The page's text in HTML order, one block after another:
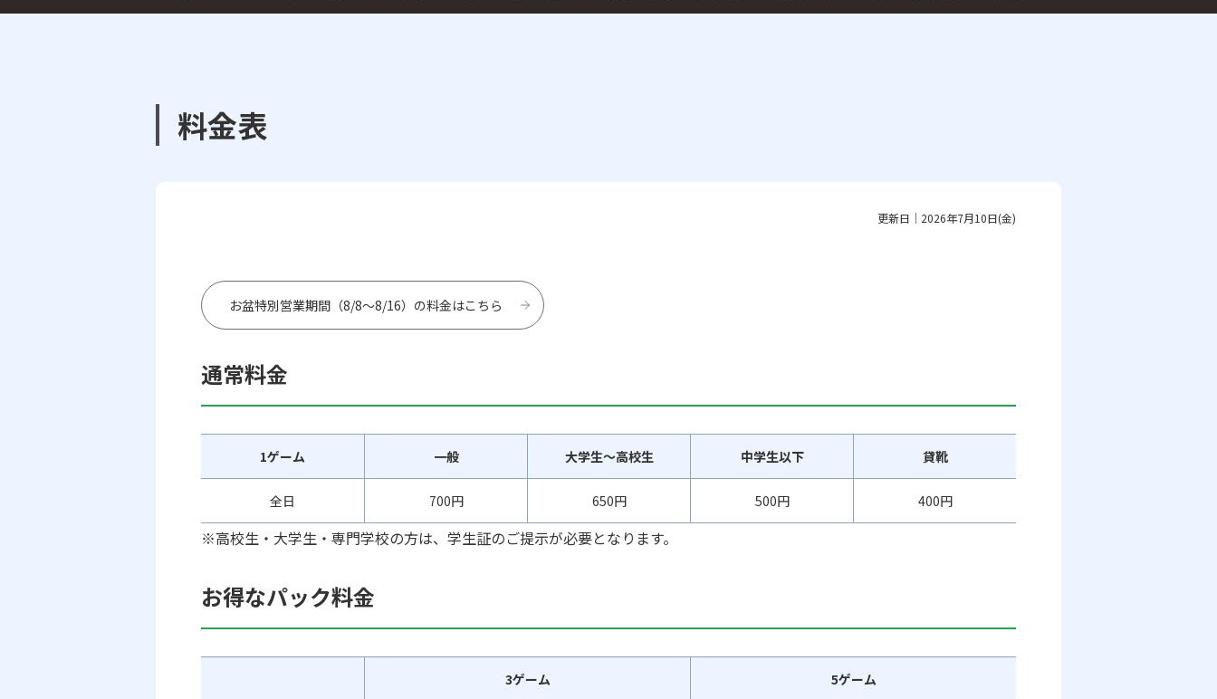
料金表
更新日｜2026年7月10日(金)
お盆特別営業期間（8/8～8/16）の料金はこちら
通常料金
1ゲーム 一般 大学生～高校生 中学生以下 貸靴
全日 700円 650円 500円 400円
※高校生・大学生・専門学校の方は、学生証のご提示が必要となります。
お得なパック料金
3ゲーム 5ゲーム